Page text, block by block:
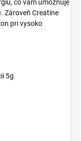
čo vám umožňuje
Zároveň Creatine
pri vysoko
5g